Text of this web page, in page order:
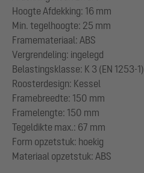
Hoogte Afdekking: 16 mm
Min. tegelhoogte: 25 mm
Framemateriaal: ABS
Vergrendeling: ingelegd
Belastingsklasse: K 3 (EN 1253-1)
Roosterdesign: Kessel
Framebreedte: 150 mm
Framelengte: 150 mm
Tegeldikte max.: 67 mm
Form opzetstuk: hoekig